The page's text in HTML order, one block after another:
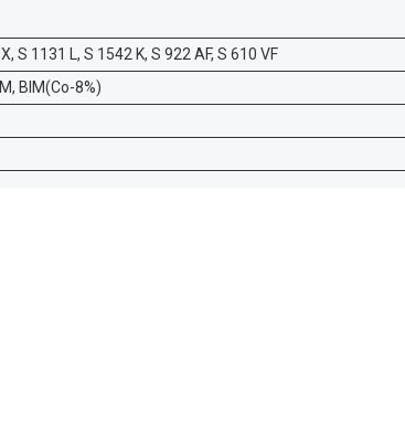
S 1131 L, S 1542 K, S 922 AF, S 610 VF
BIM(Co-8%)